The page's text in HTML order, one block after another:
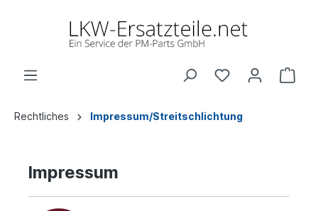
Rechtliches Impressum/Streitschlichtung
Impressum